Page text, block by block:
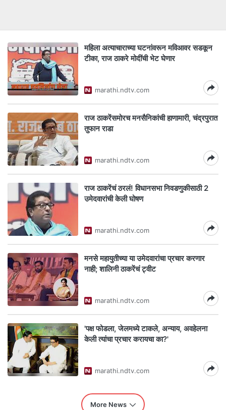
महिला अत्याचाराच्या घटनांवरून मविआवर सडकून
टीका, राज ठाकरे मोदींची भेट घेणार
marathi.ndtv.com
राज ठाकरेंसमोरच मनसैनिकांची हाणामारी, चंद्रपुरात
तुफान राडा
marathi.ndtv.com
राज ठाकरेंचं ठरलं! विधानसभा निवडणुकीसाठी 2
उमेदवारांची केली घोषण
marathi.ndtv.com
मनसे महायुतीच्या या उमेदवारांचा प्रचार करणार
नाही; शालिनी ठाकरेंचं ट्वीट
marathi.ndtv.com
'पक्ष फोडला, जेलमध्ये टाकले, अन्याय, अवहेलना
केली त्यांचा प्रचार करायचा का?'
marathi.ndtv.com
More News